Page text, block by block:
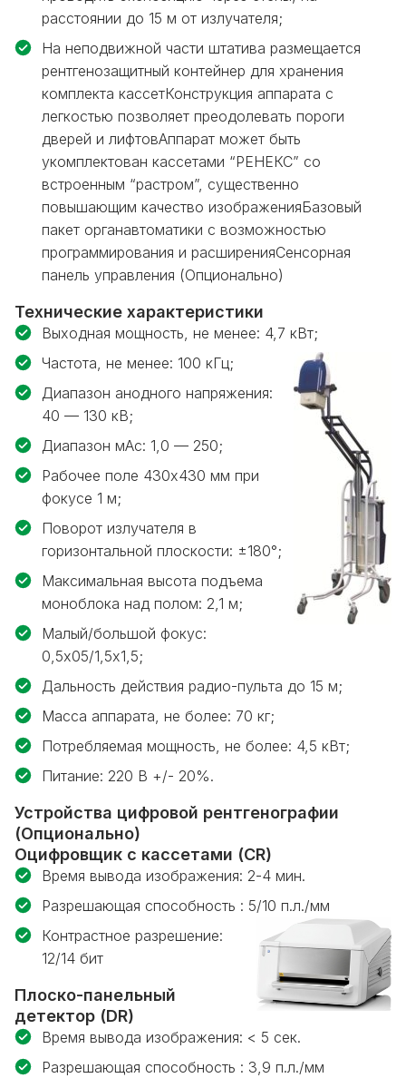
расстоянии до 15 м от излучателя;
На неподвижной части штатива размещается
рентгенозащитный контейнер для хранения
комплекта кассетКонструкция аппарата с
легкостью позволяет преодолевать пороги
дверей и лифтовАппарат может быть
укомплектован кассетами “РЕНЕКС” со
встроенным “растром”, существенно
повышающим качество изображенияБазовый
пакет органавтоматики с возможностью
программирования и расширенияСенсорная
панель управления (Опционально)
Технические характеристики
Выходная мощность, не менее: 4,7 кВт;
Частота, не менее: 100 кГц;
Диапазон анодного напряжения:
40 — 130 кВ;
Диапазон мАс: 1,0 — 250;
Рабочее поле 430х430 мм при
фокусе 1 м;
Поворот излучателя в
горизонтальной плоскости: ±180°;
Максимальная высота подъема
моноблока над полом: 2,1 м;
Малый/большой фокус:
0,5х05/1,5х1,5;
Дальность действия радио-пульта до 15 м;
Масса аппарата, не более: 70 кг;
Потребляемая мощность, не более: 4,5 кВт;
Питание: 220 В +/- 20%.
Устройства цифровой рентгенографии
(Опционально)
Оцифровщик с кассетами (CR)
Время вывода изображения: 2-4 мин.
Разрешающая способность : 5/10 п.л./мм
Контрастное разрешение:
12/14 бит
Плоско-панельный
детектор (DR)
Время вывода изображения: < 5 сек.
Разрешающая способность : 3,9 п.л./мм